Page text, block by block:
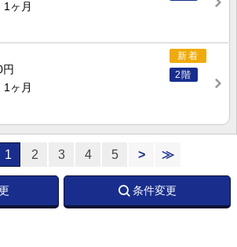
1ヶ月
新着
2階
円
1ヶ月
1 2 3 4 5 > ≫
条件変更